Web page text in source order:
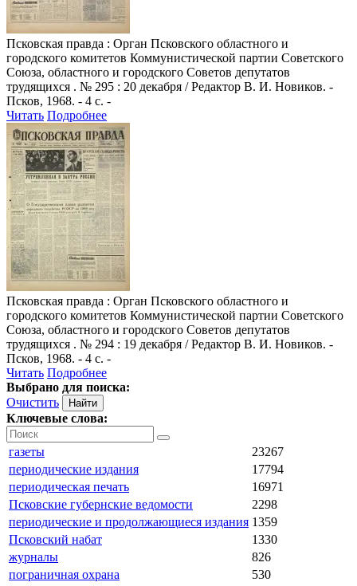
Псковская правда : Орган Псковского областного и
городского комитетов Коммунистической партии Советского
Союза, областного и городского Советов депутатов
трудящихся . № 295 : 20 декабря / Редактор В. И. Новиков. -
Псков, 1968. - 4 с. -
Читать Подробнее
Псковская правда : Орган Псковского областного и
городского комитетов Коммунистической партии Советского
Союза, областного и городского Советов депутатов
трудящихся . № 294 : 19 декабря / Редактор В. И. Новиков. -
Псков, 1968. - 4 с. -
Читать Подробнее
Выбрано для поиска:
Очистить
Ключевые слова:
газеты
23267
периодические издания
17794
периодическая печать
16971
Псковские губернские ведомости
2298
периодические и продолжающиеся издания 1359
Псковский набат
1330
журналы
826
пограничная охрана
530